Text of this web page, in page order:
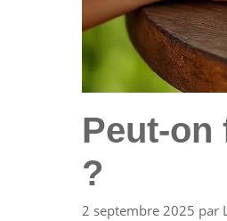
Peut-on
?
2 septembre 2025 par